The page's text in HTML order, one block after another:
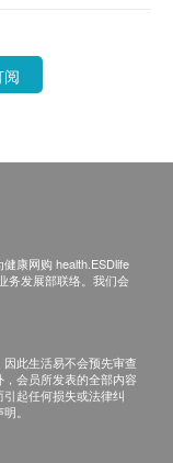
检查货品是否
受退换。
品有任何残缺
进。
阅
康网购 health.ESDlife
务发展部联络。我们会
此生活易不会预先审查
会员所发表的全部内容
起任何损失或法律纠
。